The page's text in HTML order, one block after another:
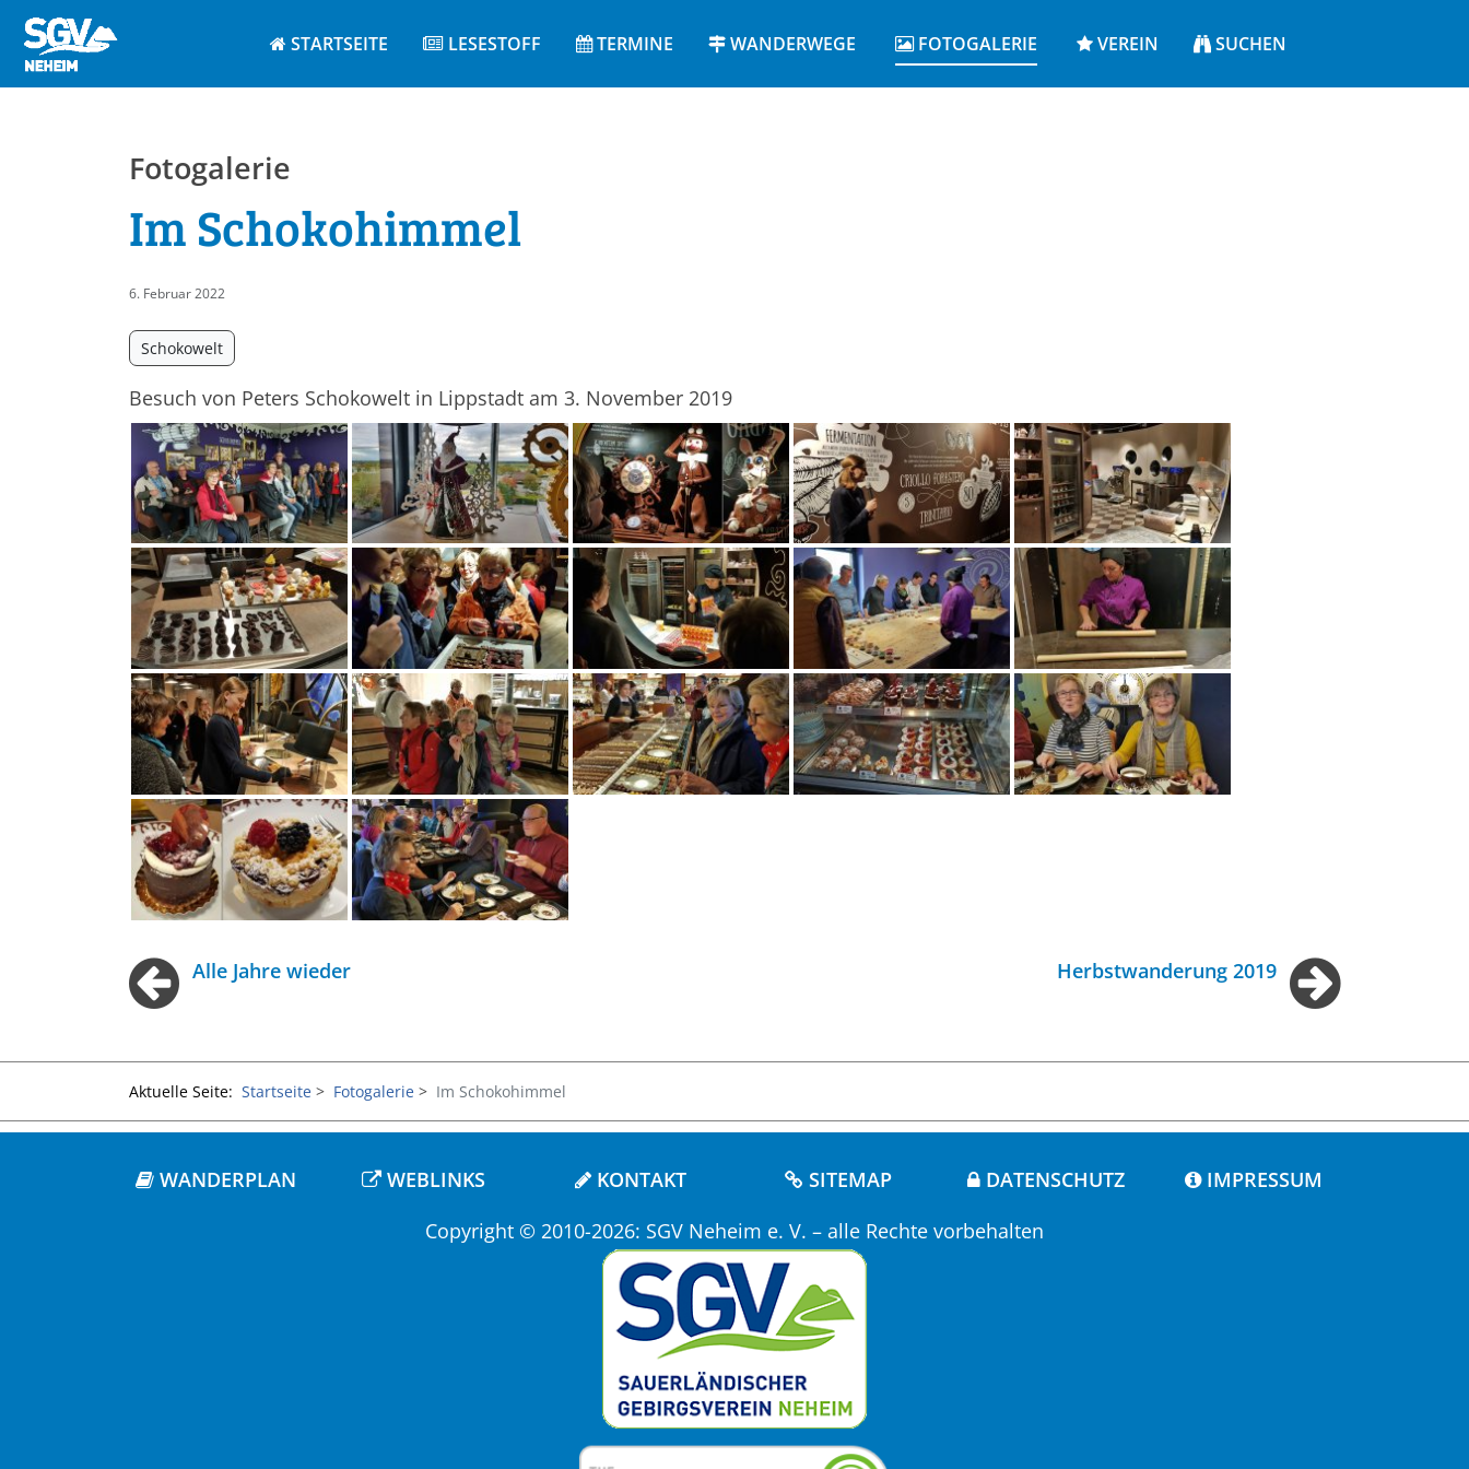
STARTSEITE LESESTOFF TERMINE WANDERWEGE FOTOGALERIE VEREIN SUCHEN
Fotogalerie
Im Schokohimmel
6. Februar 2022
Schokowelt
Besuch von Peters Schokowelt in Lippstadt am 3. November 2019
Alle Jahre wieder Herbstwanderung 2019
Aktuelle Seite: Startseite Fotogalerie Im Schokohimmel
WANDERPLAN WEBLINKS KONTAKT SITEMAP DATENSCHUTZ
IMPRESSUM
Copyright © 2010-2026: SGV Neheim e. V. – alle Rechte vorbehalten